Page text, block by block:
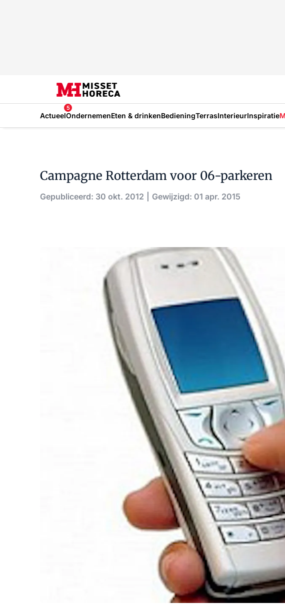
Actueel
5
OndernemenEten & drinkenBedieningTerrasInterieurInspiratie
Campagne Rotterdam voor 06-parkeren
Gepubliceerd: 30 okt. 2012 Gewijzigd: 01 apr. 2015